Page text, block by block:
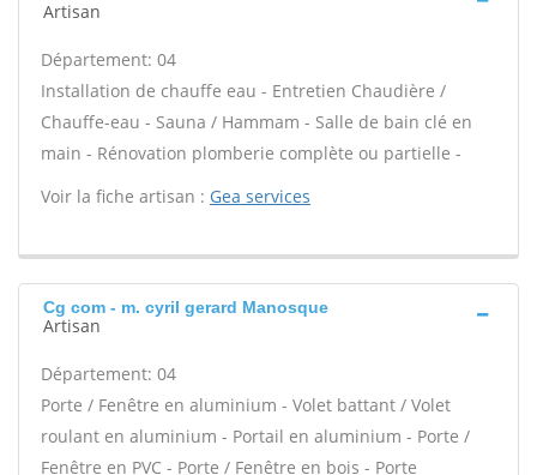
Artisan
Département: 04
Installation de chauffe eau - Entretien Chaudière /
Chauffe-eau - Sauna / Hammam - Salle de bain clé en
main - Rénovation plomberie complète ou partielle -
Voir la fiche artisan : Gea services
Cg com - m. cyril gerard Manosque
Artisan
Département: 04
Porte / Fenêtre en aluminium - Volet battant / Volet
roulant en aluminium - Portail en aluminium - Porte /
Fenêtre en PVC - Porte / Fenêtre en bois - Porte